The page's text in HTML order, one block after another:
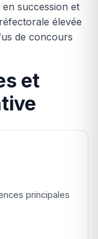
succession et
élevée
de concours
et
principales